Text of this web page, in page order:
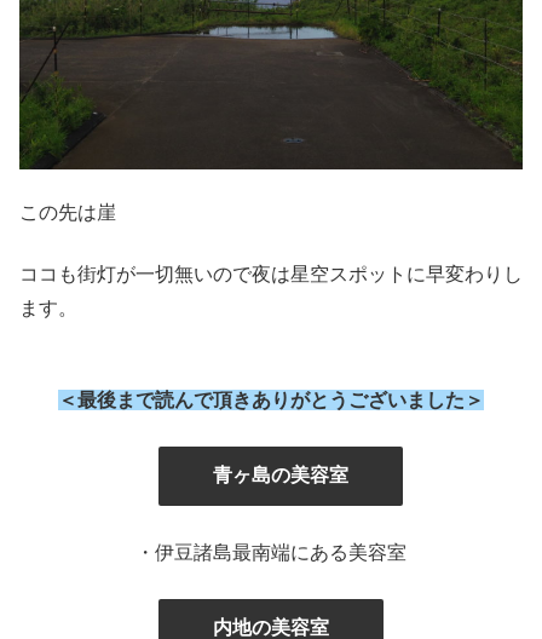
この先は崖
ココも街灯が一切無いので夜は星空スポットに早変わりし
ます。
＜最後まで読んで頂きありがとうございました＞
青ヶ島の美容室
・伊豆諸島最南端にある美容室
内地の美容室